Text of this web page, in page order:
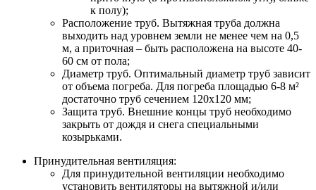
к полу);
Расположение труб. Вытяжная труба должна
выходить над уровнем земли не менее чем на 0,5
м, а приточная – быть расположена на высоте 40-
60 см от пола;
Диаметр труб. Оптимальный диаметр труб зависит
от объема погреба. Для погреба площадью 6-8 м²
достаточно труб сечением 120х120 мм;
Защита труб. Внешние концы труб необходимо
закрыть от дождя и снега специальными
козырьками.
Принудительная вентиляция:
Для принудительной вентиляции необходимо
установить вентиляторы на вытяжной и/или